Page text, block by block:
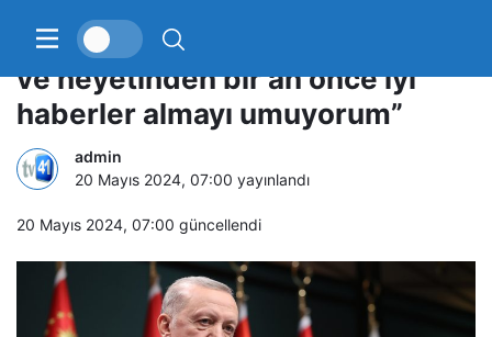
Cumhurbaşkanı Erdoğan: “Reisi
ve heyetinden bir an önce iyi
haberler almayı umuyorum”
admin
20 Mayıs 2024, 07:00 yayınlandı
20 Mayıs 2024, 07:00 güncellendi